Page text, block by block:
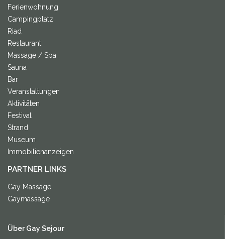
Ferienwohnung
Campingplatz
Riad
Restaurant
Massage / Spa
Sauna
Bar
Veranstaltungen
Aktivitäten
Festival
Strand
Museum
Immobilienanzeigen
PARTNER LINKS
Gay Massage
Gaymassage
Über Gay Sejour